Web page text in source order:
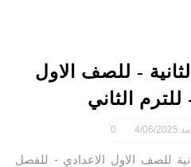
- للصف الاول
للترم الثاني
4/06/2025
0
للصف الاول الاعدادي - للفصل